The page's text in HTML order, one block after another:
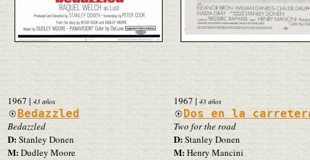
1967 | 43 años
Bedazzled
Bedazzled
D:Stanley Donen
M:Dudley Moore
1967 |43 años
Dos en la
Two for the road
D:Stanley Donen
M:Henry Mancini